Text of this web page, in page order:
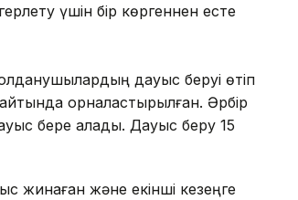
үшін бір көргеннен есте
дауыс беруі өтіп
орналастырылған. Әрбір
бере алады. Дауыс беру 15
жинаған және екінші кезеңге